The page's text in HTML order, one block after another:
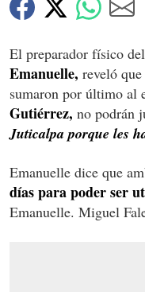
El preparador físico del
Emanuelle, reveló
sumaron por último al
Gutiérrez, no podrán
Juticalpa porque les
Emanuelle dice que
días para poder ser
Emanuelle. Miguel